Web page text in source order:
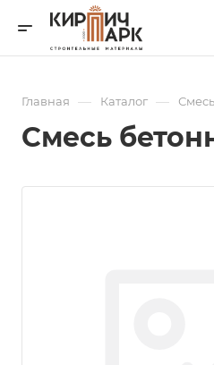
Главная — Каталог —
Смесь